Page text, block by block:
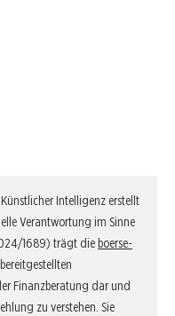
Intelligenz erstellt
Verantwortung im Sinne
1689) trägt die boerse-
Finanzberatung dar und
zu verstehen. Sie